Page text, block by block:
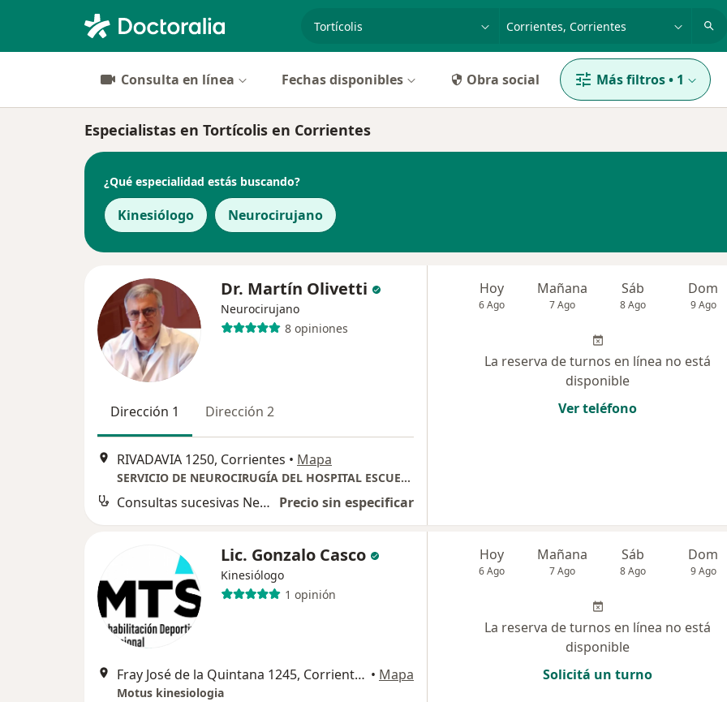
especialidad, enfermedad o nombre
Consulta en línea Fechas disponibles Obra social Más filtros• 1
Especialistas en Tortícolis en Corrientes
¿Qué especialidad estás buscando?
Kinesiólogo Neurocirujano
Dr. Martín Olivetti
Neurocirujano
8 opiniones
Dirección 1 Dirección 2
RIVADAVIA 1250, Corrientes • Mapa
SERVICIO DE NEUROCIRUGÍA DEL HOSPITAL ESCUELA "J. F. DE SAN MARTÍN"
Consultas sucesivas Neurocirugía Precio sin especificar
Hoy
6 Ago
Mañana
7 Ago
Sáb
8 Ago
Dom
9 Ago
La reserva de turnos en línea no está
disponible
Ver teléfono
Lic. Gonzalo Casco
Kinesiólogo
1 opinión
Fray José de la Quintana 1245, Corrientes • Mapa
Motus kinesiologia
Hoy
6 Ago
Mañana
7 Ago
Sáb
8 Ago
Dom
9 Ago
La reserva de turnos en línea no está
disponible
Solicitá un turno